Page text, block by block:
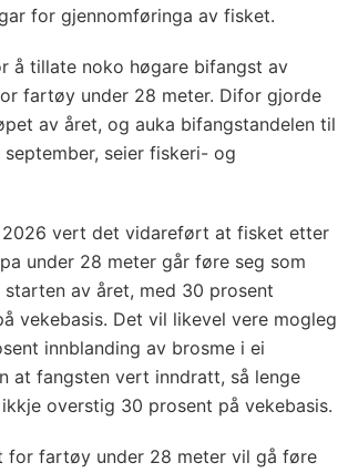
for gjennomføringa av fisket.
å tillate noko høgare bifangst av
fartøy under 28 meter. Difor gjorde
av året, og auka bifangstandelen til
seier fiskeri- og
2026 vert det vidareført at fisket etter
under 28 meter går føre seg som
av året, med 30 prosent
vekebasis. Det vil likevel vere mogleg
innblanding av brosme i ei
at fangsten vert inndratt, så lenge
overstig 30 prosent på vekebasis.
for fartøy under 28 meter vil gå føre